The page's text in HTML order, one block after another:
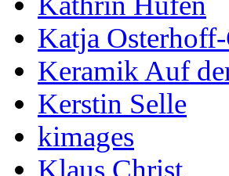
Katja
Keramik Auf
Kerstin Selle
kimages
Klaus Christ